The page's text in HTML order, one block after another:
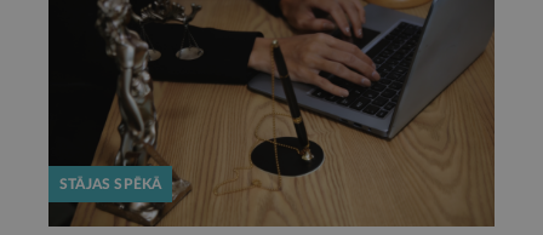
STĀJAS SPĒKĀ